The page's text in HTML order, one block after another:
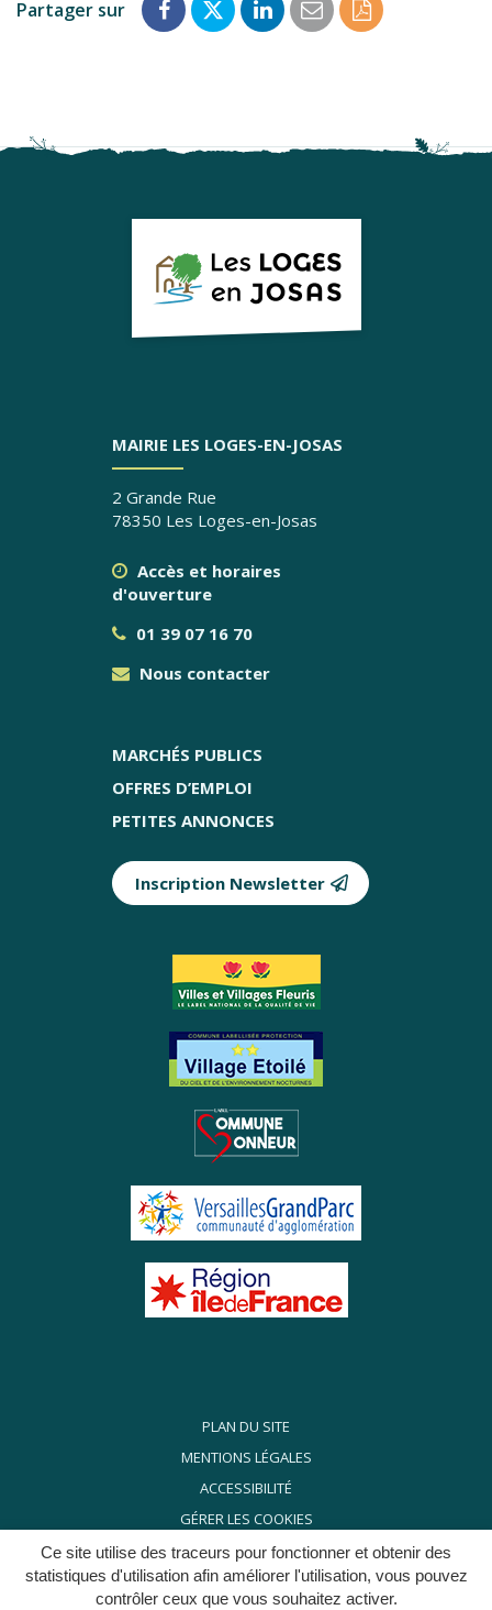
Ce site utilise des traceurs pour fonctionner et obtenir des
statistiques d'utilisation afin améliorer l'utilisation, vous pouvez
contrôler ceux que vous souhaitez activer.
Partager sur
PartagerPartagerPartager
PartagerEnregistrer
MAIRIE LES LOGES-EN-JOSAS
2 Grande Rue
78350 Les Loges-en-Josas
Accès et horaires
d'ouverture
01 39 07 16 70
Nous contacter
MARCHÉS PUBLICS
OFFRES D’EMPLOI
PETITES ANNONCES
Inscription Newsletter
Partenaires
PLAN DU SITE
MENTIONS LÉGALES
ACCESSIBILITÉ
GÉRER LES COOKIES
POLITIQUE DE CONFIDENTIALITÉ